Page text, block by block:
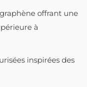
offrant une
à
inspirées des